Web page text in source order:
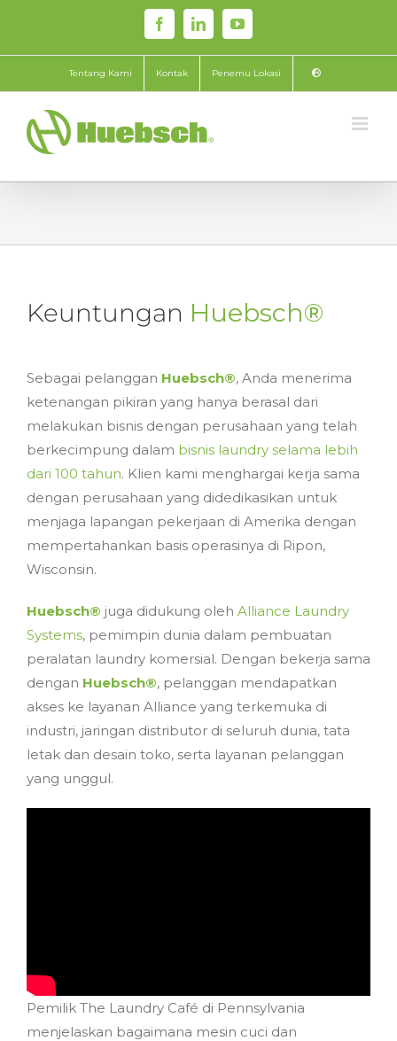
content
FacebookLinkedInYouTube
Tentang Kami Kontak Penemu Lokasi
Keuntungan Huebsch®
Sebagai pelanggan Huebsch®, Anda menerima
ketenangan pikiran yang hanya berasal dari
melakukan bisnis dengan perusahaan yang telah
berkecimpung dalam bisnis laundry selama lebih
dari 100 tahun. Klien kami menghargai kerja sama
dengan perusahaan yang didedikasikan untuk
menjaga lapangan pekerjaan di Amerika dengan
mempertahankan basis operasinya di Ripon,
Wisconsin.
Huebsch® juga didukung oleh Alliance Laundry
Systems, pemimpin dunia dalam pembuatan
peralatan laundry komersial. Dengan bekerja sama
dengan Huebsch®, pelanggan mendapatkan
akses ke layanan Alliance yang terkemuka di
industri, jaringan distributor di seluruh dunia, tata
letak dan desain toko, serta layanan pelanggan
yang unggul.
Pemilik The Laundry Café di Pennsylvania
menjelaskan bagaimana mesin cuci dan